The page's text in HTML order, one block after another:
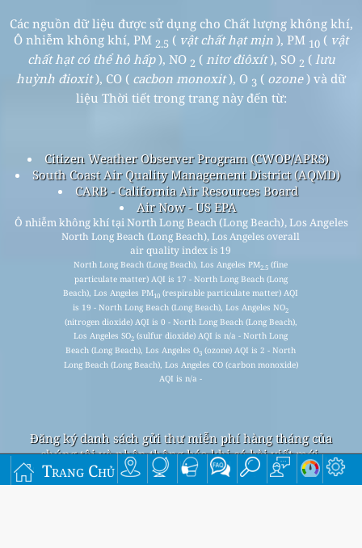
Trang Chủ
Các nguồn dữ liệu được sử dụng cho Chất lượng không khí,
Ô nhiễm không khí, PM 2.5 ( vật chất hạt mịn ), PM 10 ( vật
chất hạt có thể hô hấp), NO 2 ( nitơ điôxít), SO 2 ( lưu
huỳnh đioxit), CO ( cacbon monoxit), O 3 ( ozone) và dữ
liệu Thời tiết trong trang này đến từ:
Citizen Weather Observer Program (CWOP/APRS)
South Coast Air Quality Management District (AQMD)
CARB - California Air Resources Board
Air Now - US EPA
Ô nhiễm không khí tại North Long Beach (Long Beach), Los Angeles
North Long Beach (Long Beach), Los Angeles overall
air quality index is 19
North Long Beach (Long Beach), Los Angeles PM2.5 (fine
particulate matter) AQI is 17 - North Long Beach (Long
Beach), Los Angeles PM10 (respirable particulate matter) AQI
is 19 - North Long Beach (Long Beach), Los Angeles NO2
(nitrogen dioxide) AQI is 0 - North Long Beach (Long Beach),
Los Angeles SO2 (sulfur dioxide) AQI is n/a - North Long
Beach (Long Beach), Los Angeles O3 (ozone) AQI is 2 - North
Long Beach (Long Beach), Los Angeles CO (carbon monoxide)
AQI is n/a -
Đăng ký danh sách gửi thư miễn phí hàng tháng của
chúng tôi và nhận thông báo khi có bài viết mới.
nộp